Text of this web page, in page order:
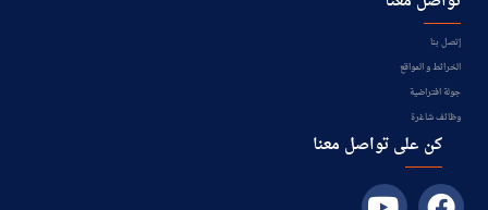
إتصل بنا
الخرائط و المواقع
جولة افتراضية
وظائف شاغرة
كن على تواصل معنا